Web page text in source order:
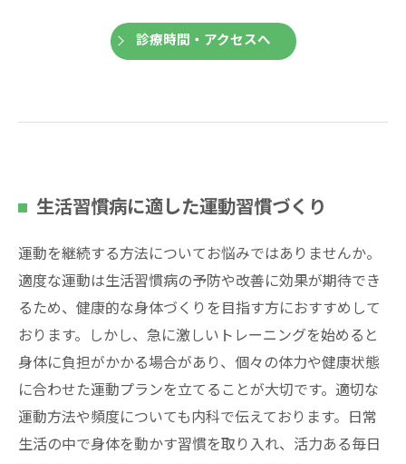
診療時間・アクセスへ
生活習慣病に適した運動習慣づくり
運動を継続する方法についてお悩みではありませんか。
適度な運動は生活習慣病の予防や改善に効果が期待でき
るため、健康的な身体づくりを目指す方におすすめして
おります。しかし、急に激しいトレーニングを始めると
身体に負担がかかる場合があり、個々の体力や健康状態
に合わせた運動プランを立てることが大切です。適切な
運動方法や頻度についても内科で伝えております。日常
生活の中で身体を動かす習慣を取り入れ、活力ある毎日